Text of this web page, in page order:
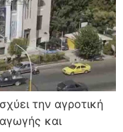
την αγροτική
και